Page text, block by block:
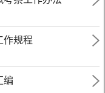
作规程
编